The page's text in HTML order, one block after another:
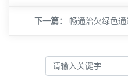
下一篇： 畅通治欠绿色通